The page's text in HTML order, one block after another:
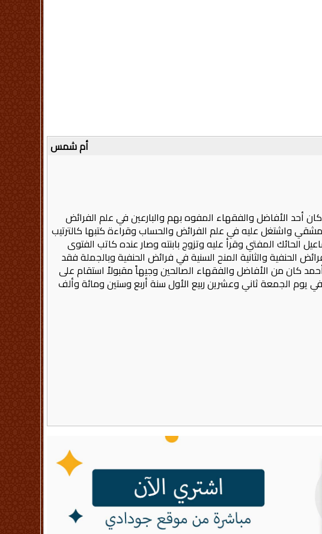
أم شمس
الأفاضل والفقهاء المفوه بهم والبارعين في علم الفرائض
واشتغل عليه في علم الفرائض والحساب وقراءة كتبها كالترتيب
المفتي وقرأ عليه وتزوج بابنته وصار عنده كاتب الفتوى
والثانية المنح السنية في فرائض الحنفية وبالجملة فقد
كان من الأفاضل والفقهاء الصالحين وجيهاً مقبولاً استقام على
يوم الجمعة ثاني وعشرين ربيع الأول سنة أربع وستين ومائة وألف